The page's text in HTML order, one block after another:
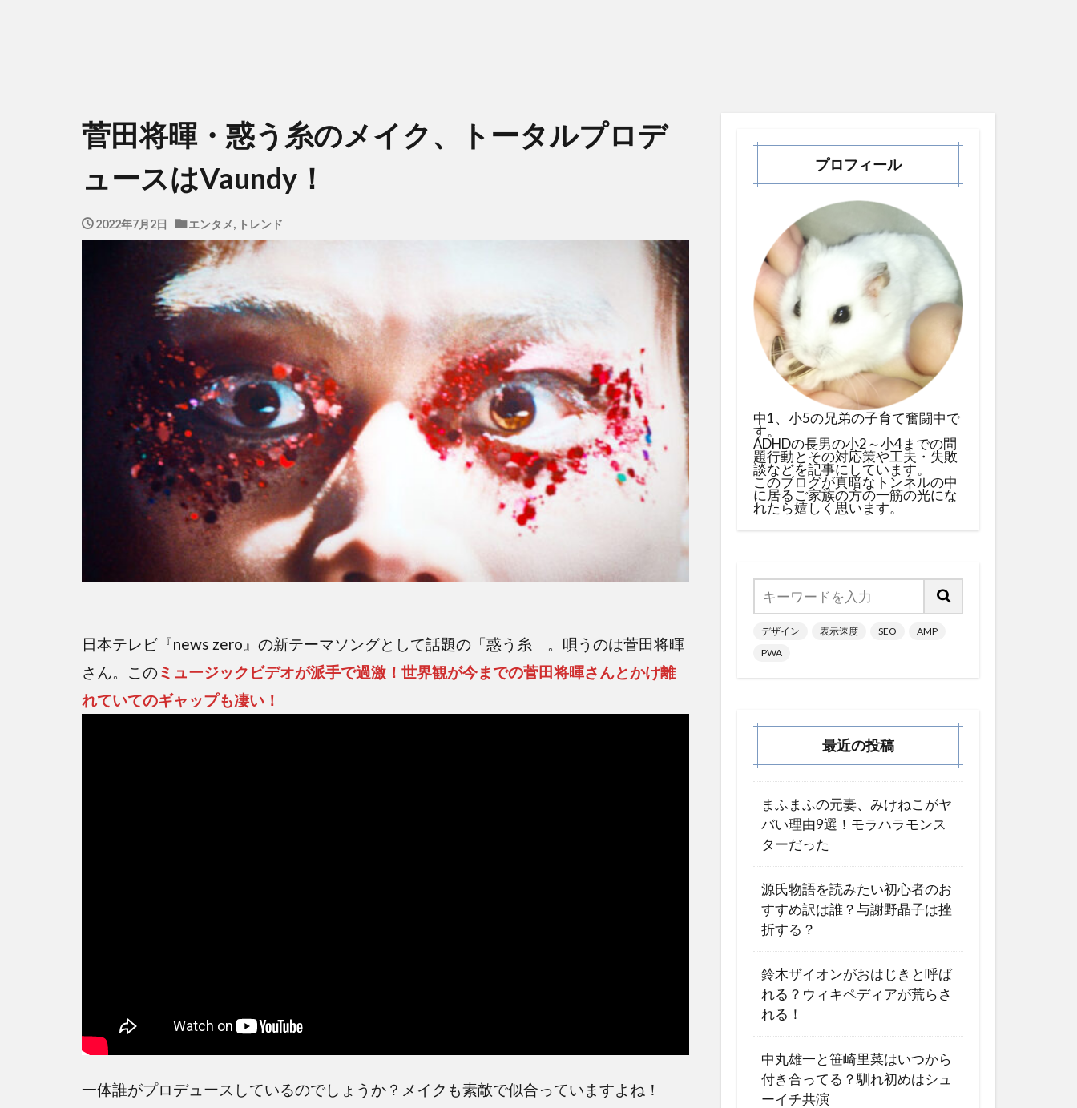
菅田将暉・惑う糸のメイク、トータルプロデ
ュースはVaundy！
2022年7月2日 エンタメ, トレンド
日本テレビ『news zero』の新テーマソングとして話題の「惑う糸」。唄うのは菅田将暉
さん。このミュージックビデオが派手で過激！世界観が今までの菅田将暉さんとかけ離
れていてのギャップも凄い！
一体誰がプロデュースしているのでしょうか？メイクも素敵で似合っていますよね！
プロフィール
中1、小5の兄弟の子育て奮闘中で
す。
ADHDの長男の小2～小4までの問
題行動とその対応策や工夫・失敗
談などを記事にしています。
このブログが真暗なトンネルの中
に居るご家族の方の一筋の光にな
れたら嬉しく思います。
デザイン 表示速度 SEO
AMP
PWA
最近の投稿
まふまふの元妻、みけねこがヤ
バい理由9選！モラハラモンス
ターだった
源氏物語を読みたい初心者のお
すすめ訳は誰？与謝野晶子は挫
折する？
鈴木ザイオンがおはじきと呼ば
れる？ウィキペディアが荒らさ
れる！
中丸雄一と笹崎里菜はいつから
付き合ってる？馴れ初めはシュ
ーイチ共演